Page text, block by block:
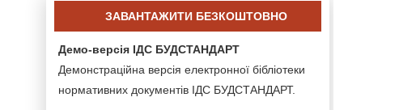
ЗАВАНТАЖИТИ БЕЗКОШТОВНО
Демо-версія ІДС БУДСТАНДАРТ
Демонстраційна версія електронної бібліотеки
нормативних документів ІДС БУДСТАНДАРТ.